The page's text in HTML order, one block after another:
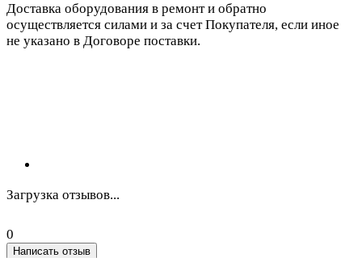
Доставка оборудования в ремонт и обратно
осуществляется силами и за счет Покупателя, если иное
не указано в Договоре поставки.
Загрузка отзывов...
0
Написать отзыв